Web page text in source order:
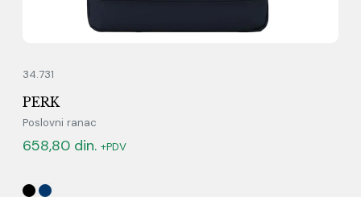
34.731
PERK
Poslovni ranac
658,80 din. +PDV